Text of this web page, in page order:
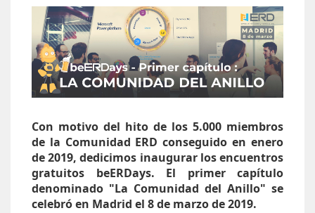
Con motivo del hito de los 5.000 miembros
de la Comunidad ERD conseguido en enero
de 2019, dedicimos inaugurar los encuentros
gratuitos beERDays. El primer capítulo
denominado "La Comunidad del Anillo" se
celebró en Madrid el 8 de marzo de 2019.